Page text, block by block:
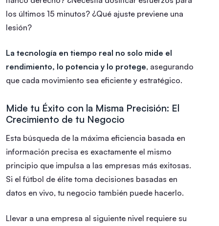
los últimos 15 minutos? ¿Qué ajuste previene una
lesión?
La tecnología en tiempo real no solo mide el
rendimiento, lo potencia y lo protege, asegurando
que cada movimiento sea eficiente y estratégico.
Mide tu Éxito con la Misma Precisión: El
Crecimiento de tu Negocio
Esta búsqueda de la máxima eficiencia basada en
información precisa es exactamente el mismo
principio que impulsa a las empresas más exitosas.
Si el fútbol de élite toma decisiones basadas en
datos en vivo, tu negocio también puede hacerlo.
Llevar a una empresa al siguiente nivel requiere su